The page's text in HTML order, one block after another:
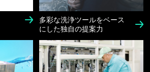
多彩な洗浄ツールをベース
にした独自の提案力